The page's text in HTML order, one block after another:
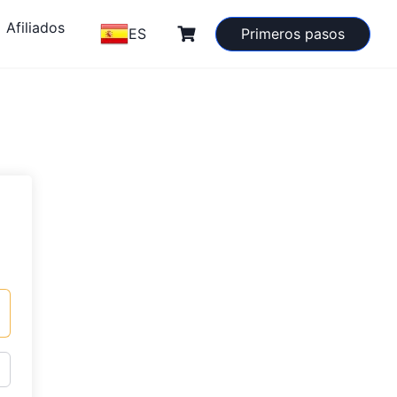
Afiliados ES Primeros pasos